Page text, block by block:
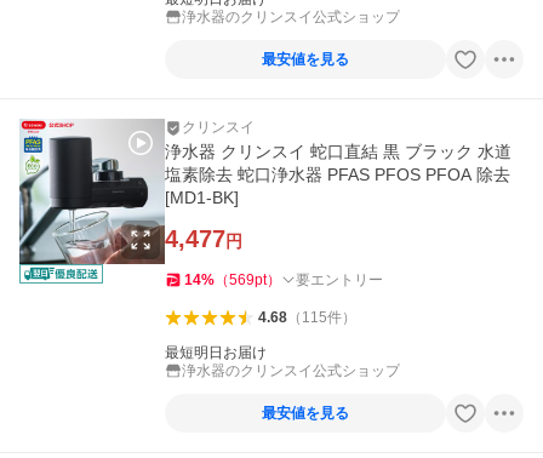
浄水器のクリンスイ公式ショップ
最安値を見る
クリンスイ
浄水器 クリンスイ 蛇口直結 黒 ブラック 水道
塩素除去 蛇口浄水器 PFAS PFOS PFOA 除去
[MD1-BK]
4,477円
14% （569pt） 要エントリー
4.68（ 115件）
最短明日お届け
浄水器のクリンスイ公式ショップ
最安値を見る